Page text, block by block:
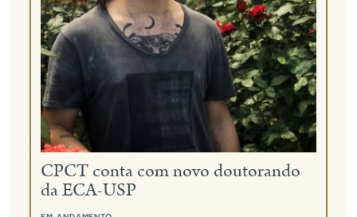
eng
CPCT conta com novo doutorando
da ECA-USP